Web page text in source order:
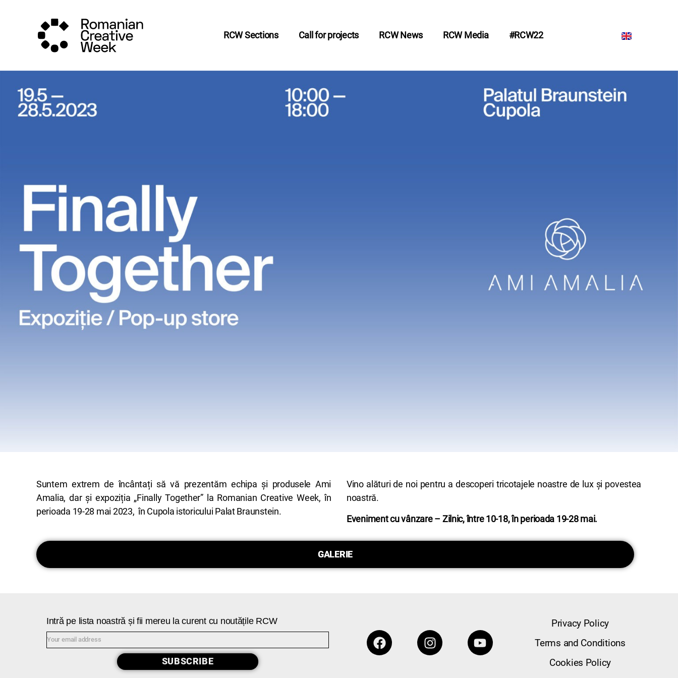
RCW Sections Call for projects RCW News RCW Media #RCW22
Suntem extrem de încântați să vă prezentăm echipa și produsele Ami
Amalia, dar și expoziția „Finally Together” la Romanian Creative Week, în
perioada 19-28 mai 2023, în Cupola istoricului Palat Braunstein.
Vino alături de noi pentru a descoperi tricotajele noastre de lux și povestea
noastră.
Eveniment cu vânzare – Zilnic, între 10-18, în perioada 19-28 mai.
GALERIE
Intră pe lista noastră și fii mereu la curent cu noutățile RCW
SUBSCRIBE
Privacy Policy
Terms and Conditions
Cookies Policy